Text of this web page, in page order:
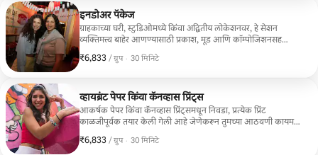
इनडोअर पॅकेज
ग्राहकाच्या घरी, स्टुडिओमध्ये किंवा अद्वितीय लोकेशनवर, हे सेशन
व्यक्तिमत्त्व बाहेर आणण्यासाठी प्रकाश, मूड आणि कॉम्पोजिशनसह
₹6,833 / ग्रुप
₹6,833, प्रति ग्रुप
, · 30 मिनिटे
व्हायब्रंट पेपर किंवा कॅनव्हास प्रिंट्स
आकर्षक पेपर किंवा कॅनव्हास प्रिंट्समधून निवडा, प्रत्येक प्रिंट
काळजीपूर्वक तयार केली गेली आहे जेणेकरून तुमच्या आठवणी कायम
₹6,833 / ग्रुप
₹6,833, प्रति ग्रुप
, · 30 मिनिटे